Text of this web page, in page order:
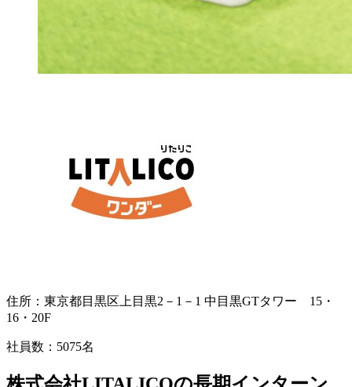
住所： 東京都目黒区上目黒2－1－1 中目黒GTタワー 15・
16・20F
社員数： 5075名